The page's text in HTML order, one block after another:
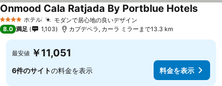
4 ホテルのランク
ホテル モダンで居心地の良いデザイン
Onmood Cala Ratjada By Portblue Hotels
8.0 満足 1,103 カプデペラ, カーラ ミラーまで13.3 km
最安値 ￥11,051
6件のサイトの料金を表示 料金を表示